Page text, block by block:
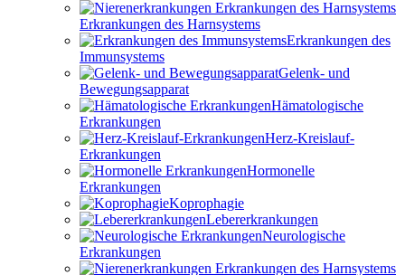
Erkrankungen des Harnsystems
Erkrankungen des
Immunsystems
Gelenk- und
Bewegungsapparat
Hämatologische
Erkrankungen
Herz-Kreislauf-
Erkrankungen
Hormonelle
Erkrankungen
Koprophagie
Lebererkrankungen
Neurologische
Erkrankungen